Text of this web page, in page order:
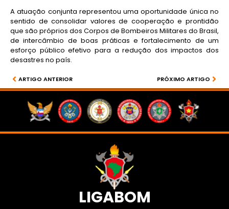
A atuação conjunta representou uma oportunidade única no
sentido de consolidar valores de cooperação e prontidão
que são próprios dos Corpos de Bombeiros Militares do Brasil,
de intercâmbio de boas práticas e fortalecimento de um
esforço público efetivo para a redução dos impactos dos
desastres no país.
ARTIGO ANTERIOR PRÓXIMO ARTIGO
LIGABOM